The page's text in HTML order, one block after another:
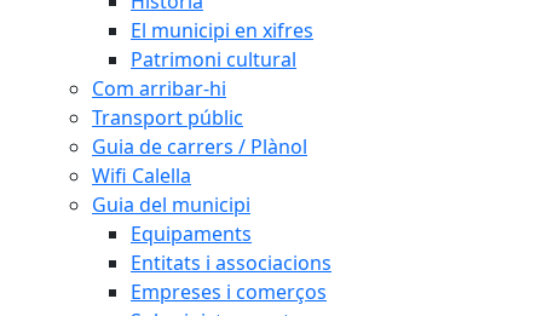
El municipi en xifres
Patrimoni cultural
Com arribar-hi
Transport públic
Guia de carrers / Plànol
Wifi Calella
Guia del municipi
Equipaments
Entitats i associacions
Empreses i comerços